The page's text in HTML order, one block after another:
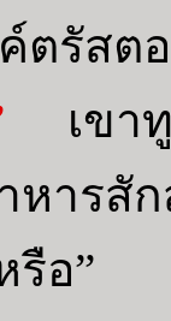
ตรัส
เขาทู
หารสั
รือ”